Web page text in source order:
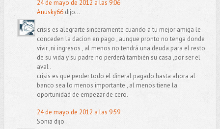
24 de mayo de 2012 a las 9:06
Anusky66dijo...
crisis es alegrarte sinceramente cuando a tu mejor amiga le
conceden la dacion en pago , aunque pronto no tenga donde
vivir ,ni ingresos , al menos no tendrá una deuda para el resto
de su vida y su padre no perderá también su casa ,por ser el
aval .
crisis es que perder todo el dineral pagado hasta ahora al
banco sea lo menos importante , al menos tiene la
oportunidad de empezar de cero.
24 de mayo de 2012 a las 9:59
Sonia dijo...